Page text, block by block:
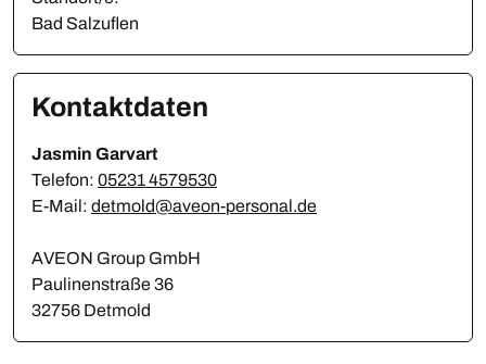
Bad Salzuflen
Kontaktdaten
Jasmin Garvart
Telefon: 05231 4579530
E-Mail: detmold@aveon-personal.de
AVEON Group GmbH
Paulinenstraße 36
32756 Detmold